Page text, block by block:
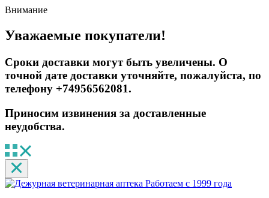
Внимание
Уважаемые покупатели!
Сроки доставки могут быть увеличены. О
точной дате доставки уточняйте, пожалуйста, по
телефону +74956562081.
Приносим извинения за доставленные
неудобства.
Работаем с 1999 года